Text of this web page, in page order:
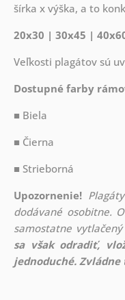
šírka x výška, a to
20x30 | 30x45 |
Veľkosti plagátov sú
Dostupné farby
■ Biela
■ Čierna
■ Strieborná
Upozornenie!
dodávané osobitne.
samostatne
sa však odradiť,
jednoduché. Zvládne